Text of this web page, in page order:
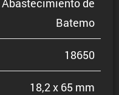
Batemo
18650
18,2 x 65 mm